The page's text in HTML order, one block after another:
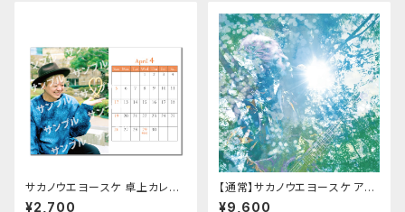
サカノウエヨースケ 卓上カレン
ダー
¥2,700
【通常】サカノウエヨースケ アル
バム「Hello!! Sunshine, Beau
¥9,600